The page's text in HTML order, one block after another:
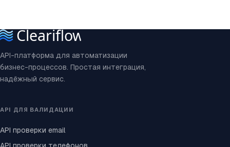
API-платформа для автоматизации
бизнес-процессов. Простая интеграция,
надёжный сервис.
API ДЛЯ ВАЛИДАЦИИ
API проверки email